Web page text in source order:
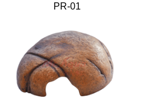
PR-01